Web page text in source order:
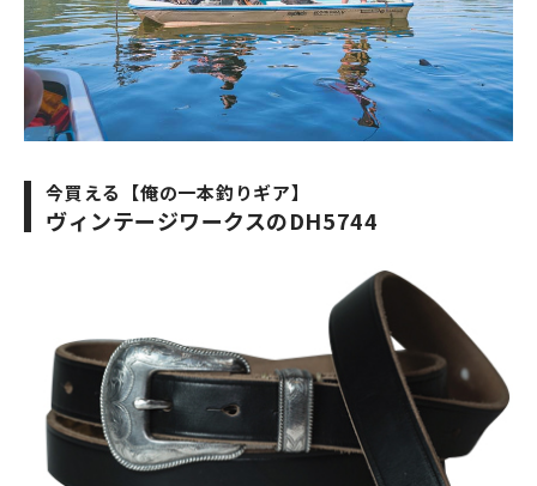
今買える【俺の一本釣りギア】
ヴィンテージワークスのDH5744